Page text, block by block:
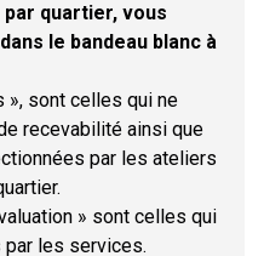
quartier, vous
le bandeau blanc à
», sont celles qui ne
recevabilité ainsi que
par les ateliers
» sont celles qui
les services.